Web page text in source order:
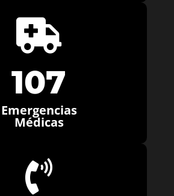

107
Emergencias
Médicas
